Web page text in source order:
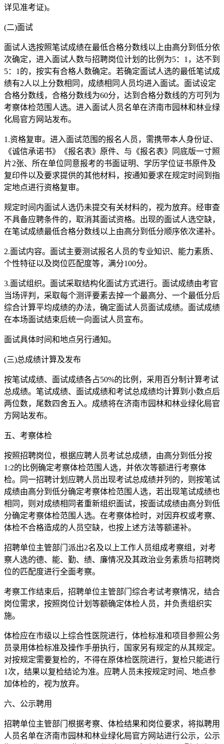
详见准考证)。
(二)面试
面试人选按照笔试成绩在最低合格分数线以上由高分到低分依
次确定，进入面试人数与招聘岗位计划的比例为5：1，达不到
5：1的，按实有合格人数确定。若确定面试人选的最低笔试成
绩有2人以上分数相同，成绩相同人员均进入面试。面试设定
合格分数线，合格分数线为60分，达到合格分数线的方可列为
考察体检范围人选。进入面试人员名单在济南市园林和林业绿
化局官方网站发布。
1.资格复审。进入面试范围的报名人员，需携带本人身份证、
《诚信承诺书》《报名表》原件、与《报名表》同底版一寸照
片2张、所在单位同意报考的书面证明、学历学位证书原件及
复印件以及要求提供的其他材料，按通知要求在规定时间到指
定地点进行资格复审。
规定时间内面试人选仍未提交有关材料的，视为放弃。经审查
不具备应聘条件的，取消其面试资格。出现的面试人选空缺，
在笔试成绩最低合格分数线以上由高分到低分顺序依次递补。
2.面试内容。面试主要测试报名人员的专业知识、能力素质、
个性特征以及岗位匹配度等，满分100分。
3.面试组织。面试采取结构化面试方式进行。面试成绩由考官
当场评判，采取每个测评要素去掉一个最高分、一个最低分后
综合计算平均成绩的办法，确定面试人员面试成绩。面试成绩
在本场面试结束后统一向面试人员宣布。
面试具体时间和地点另行通知。
(三)总成绩计算及发布
按笔试成绩、面试成绩各占50%的比例，采用百分制计算考试
总成绩。笔试成绩、面试成绩和考试总成绩均计算到小数点后
两位数，尾数四舍五入。成绩将在济南市园林和林业绿化局官
方网站发布。
五、考察体检
按照招聘岗位，根据应聘人员考试总成绩，由高分到低分按
1:2的比例确定考察体检范围人选，并依次等额进行考察体
检。同一招聘计划应聘人员出现考试总成绩并列的，则按笔试
成绩由高分到低分确定考察体检范围人选，若出现笔试成绩也
相同，则对成绩相同者重新组织面试，按面试成绩由高分到低
分确定考察体检范围人选。在考察体检时，对因弃权或考察、
体检不合格造成的人员空缺，也按上述方法等额递补。
招聘单位主管部门派出2名及以上工作人员组成考察组，对考
察人选的德、能、勤、绩、廉情况及其政治业务素质与招聘岗
位的匹配度进行全面考察。
考察工作结束后，招聘单位主管部门综合考试考察情况，结合
岗位需求，按照岗位计划等额确定体检人员，并负责组织实
施。
体检应在市级以上综合性医院进行，体检标准和项目参照公务
员录用体检标准及操作手册执行，国家另有规定的从其规定。
对按规定需要复检的，不得在原体检医院进行，复检只能进行
1次，结果以复检结论为准。应聘人员未按规定时间、地点参
加体检的，视为放弃。
六、公示聘用
招聘单位主管部门根据考察、体检结果和岗位要求，将拟聘用
人员名单在济南市园林和林业绿化局官方网站进行公示，公示